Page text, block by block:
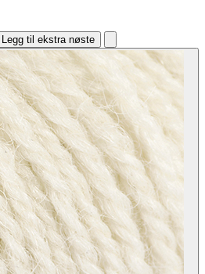
Legg til ekstra nøste